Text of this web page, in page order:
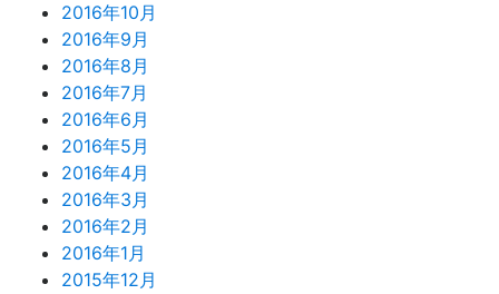
2016年10月
2016年9月
2016年8月
2016年7月
2016年6月
2016年5月
2016年4月
2016年3月
2016年2月
2016年1月
2015年12月